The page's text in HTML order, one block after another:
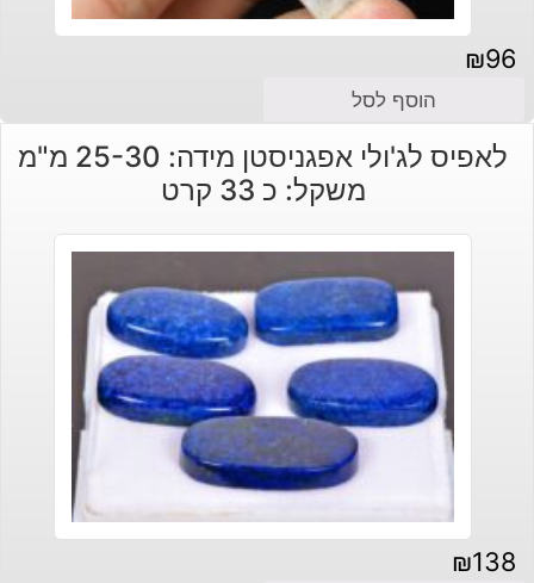
₪96
הוסף לסל
לאפיס לג'ולי אפגניסטן מידה: 25-30 מ"מ
משקל: כ 33 קרט
₪138